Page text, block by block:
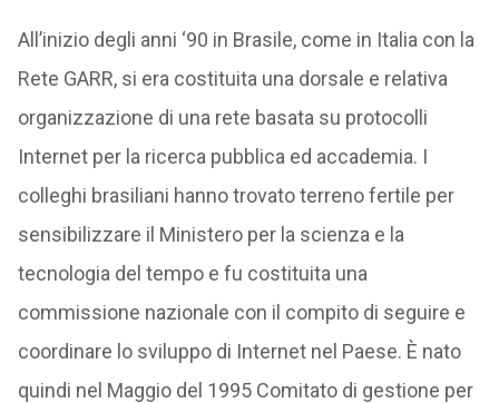
All’inizio degli anni ‘90 in Brasile, come in Italia con la
Rete GARR, si era costituita una dorsale e relativa
organizzazione di una rete basata su protocolli
Internet per la ricerca pubblica ed accademia. I
colleghi brasiliani hanno trovato terreno fertile per
sensibilizzare il Ministero per la scienza e la
tecnologia del tempo e fu costituita una
commissione nazionale con il compito di seguire e
coordinare lo sviluppo di Internet nel Paese. È nato
quindi nel Maggio del 1995 Comitato di gestione per